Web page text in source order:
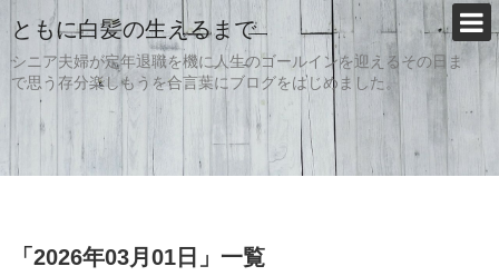
ともに白髪の生えるまで
シニア夫婦が定年退職を機に人生のゴールインを迎えるその日ま
で思う存分楽しもうを合言葉にブログをはじめました。
「 2026年03月01日 」 一覧